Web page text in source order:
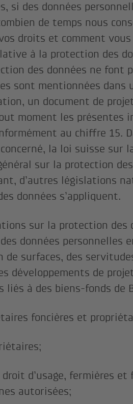
si des données
de temps nous
droits et comment
à la protection des
des données ne font
sont mentionnées dans
un document de
moment les présentes
au chiffre 15.
la loi suisse sur
sur la protection des
d’autres législations
données s’appliquent.
sur la protection des
données personnelles
de surfaces, des
développements de
liés à des biens-fonds de
foncières et
droit d’usage, fermières
autorisées;